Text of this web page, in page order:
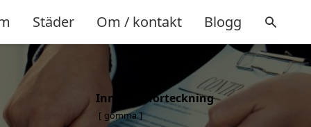
Städer Om / kontakt Blogg
Innehållsförteckning
gömma